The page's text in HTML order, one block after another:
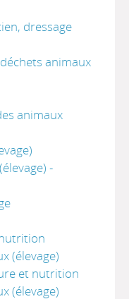
dressage
animaux
animaux
-
(élevage)
et nutrition
(élevage)